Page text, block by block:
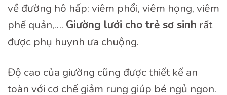
về đường hô hấp: viêm phổi, viêm họng, viêm
phế quản,…. Giường lưới cho trẻ sơ sinh rất
được phụ huynh ưa chuộng.
Độ cao của giường cũng được thiết kế an
toàn với cơ chế giảm rung giúp bé ngủ ngon.